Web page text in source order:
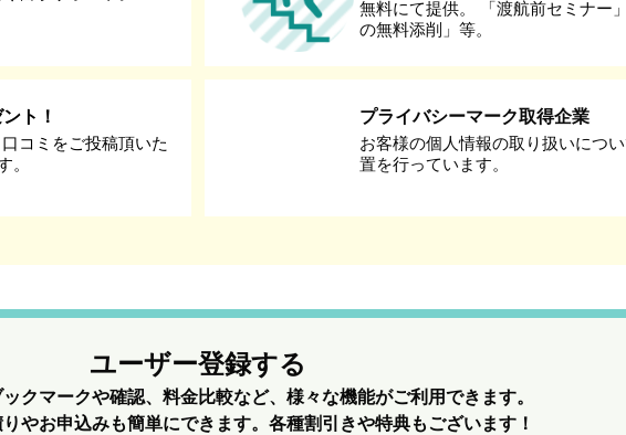
ト！
コミをご投稿頂いた
。
無料にて提供。 「渡航前セミナー
の無料添削」等。
プライバシーマーク取得企業
お客様の個人情報の取り扱いにつ
置を行っています。
ユーザー登録する
クマークや確認、料金比較など、様々な機能がご利用できます。
やお申込みも簡単にできます。各種割引きや特典もございます！